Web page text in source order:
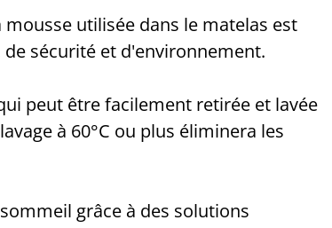
utilisée dans le matelas est
sécurité et d'environnement.
peut être facilement retirée et lavée
à 60°C ou plus éliminera les
grâce à des solutions